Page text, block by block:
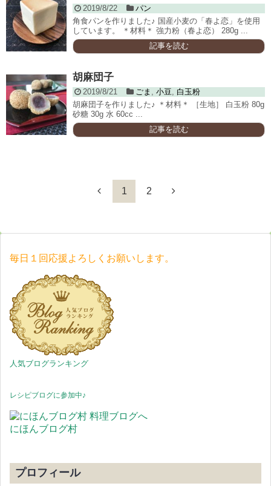
2019/8/22
パン
角食パンを作りました♪ 国産小麦の「春よ恋」を使用
しています。 ＊材料＊ 強力粉（春よ恋） 280g ...
記事を読む
胡麻団子
2019/8/21 ごま 小豆
白玉粉
胡麻団子を作りました♪ ＊材料＊ ［生地］ 白玉粉 80g
砂糖 30g 水 60cc ...
記事を読む
1 2
毎日１回応援よろしくお願いします。
人気ブログランキング
レシピブログに参加中♪
にほんブログ村
プロフィール